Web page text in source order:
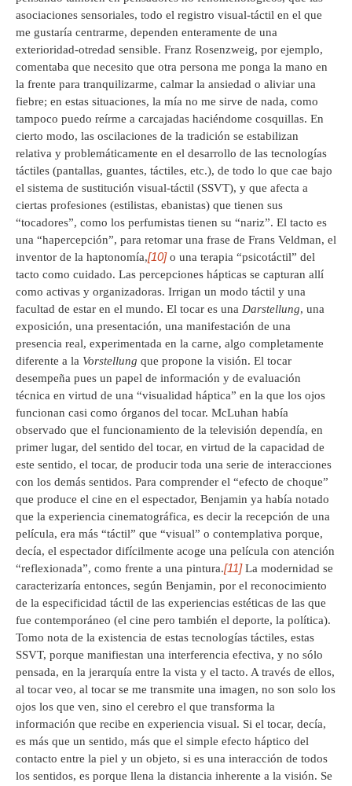
asociaciones sensoriales, todo el registro visual-táctil en el que
me gustaría centrarme, dependen enteramente de una
exterioridad-otredad sensible. Franz Rosenzweig, por ejemplo,
comentaba que necesito que otra persona me ponga la mano en
la frente para tranquilizarme, calmar la ansiedad o aliviar una
fiebre; en estas situaciones, la mía no me sirve de nada, como
tampoco puedo reírme a carcajadas haciéndome cosquillas. En
cierto modo, las oscilaciones de la tradición se estabilizan
relativa y problemáticamente en el desarrollo de las tecnologías
táctiles (pantallas, guantes, táctiles, etc.), de todo lo que cae bajo
el sistema de sustitución visual-táctil (SSVT), y que afecta a
ciertas profesiones (estilistas, ebanistas) que tienen sus
“tocadores”, como los perfumistas tienen su “nariz”. El tacto es
una “hapercepción”, para retomar una frase de Frans Veldman, el
inventor de la haptonomía,[10]o una terapia “psicotáctil” del
tacto como cuidado. Las percepciones hápticas se capturan allí
como activas y organizadoras. Irrigan un modo táctil y una
facultad de estar en el mundo. El tocar es una Darstellung, una
exposición, una presentación, una manifestación de una
presencia real, experimentada en la carne, algo completamente
diferente a la Vorstellung que propone la visión. El tocar
desempeña pues un papel de información y de evaluación
técnica en virtud de una “visualidad háptica” en la que los ojos
funcionan casi como órganos del tocar. McLuhan había
observado que el funcionamiento de la televisión dependía, en
primer lugar, del sentido del tocar, en virtud de la capacidad de
este sentido, el tocar, de producir toda una serie de interacciones
con los demás sentidos. Para comprender el “efecto de choque”
que produce el cine en el espectador, Benjamin ya había notado
que la experiencia cinematográfica, es decir la recepción de una
película, era más “táctil” que “visual” o contemplativa porque,
decía, el espectador difícilmente acoge una película con atención
“reflexionada”, como frente a una pintura.[11]La modernidad se
caracterizaría entonces, según Benjamin, por el reconocimiento
de la especificidad táctil de las experiencias estéticas de las que
fue contemporáneo (el cine pero también el deporte, la política).
Tomo nota de la existencia de estas tecnologías táctiles, estas
SSVT, porque manifiestan una interferencia efectiva, y no sólo
pensada, en la jerarquía entre la vista y el tacto. A través de ellos,
al tocar veo, al tocar se me transmite una imagen, no son solo los
ojos los que ven, sino el cerebro el que transforma la
información que recibe en experiencia visual. Si el tocar, decía,
es más que un sentido, más que el simple efecto háptico del
contacto entre la piel y un objeto, si es una interacción de todos
los sentidos, es porque llena la distancia inherente a la visión. Se